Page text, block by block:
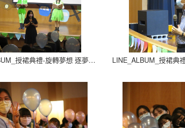
LINE_ALBUM_授裙典禮-旋轉夢想 逐夢飛翔_210927_21